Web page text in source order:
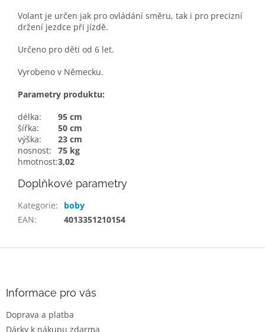
Volant je určen jak pro ovládání směru, tak i pro precizní
držení jezdce při jízdě.
Určeno pro děti od 6 let.
Vyrobeno v Německu.
Parametry produktu:
délka:
95 cm
šířka:
50 cm
výška:
23 cm
nosnost:
75 kg
hmotnost:3,02
Doplňkové parametry
Kategorie:
boby
EAN: 4013351210154
Informace pro vás
Doprava a platba
Dárky k nákupu zdarma